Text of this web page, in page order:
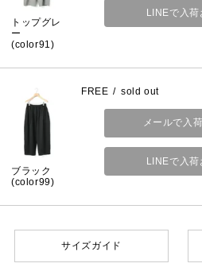
トップグレ
ー
(color91)
LINEで入荷
ブラック
(color99)
FREE sold out
メールで入
LINEで入荷
サイズガイド